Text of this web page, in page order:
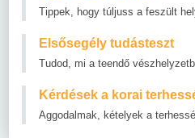
Tippek, hogy túljuss a feszült
Elsősegély tudásteszt
Tudod, mi a teendő
Kérdések a korai
Aggodalmak, kételyek a